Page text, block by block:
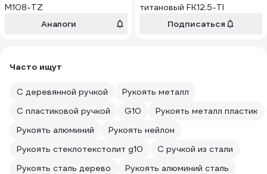
M108-TZ
Аналоги
титановый FK12.5-TI
Подписаться
Часто ищут
С деревянной ручкой
Рукоять металл
С пластиковой ручкой
G10
Рукоять металл пластик
Рукоять алюминий
Рукоять нейлон
Рукоять стеклотекстолит g10
С ручкой из стали
Рукоять сталь дерево
Рукоять алюминий сталь